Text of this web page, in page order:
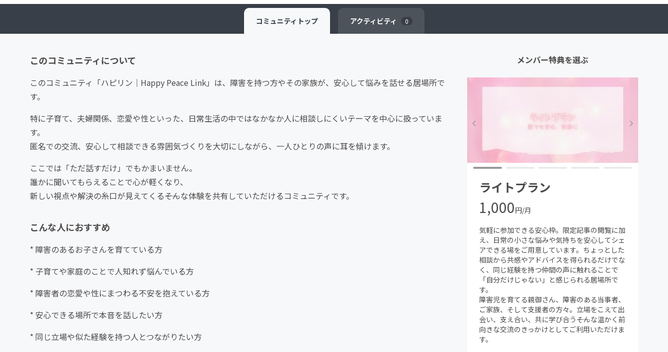
コミュニティ トップ アクティビティ 0
このコミュニティについて
このコミュニティ「ハピリン｜Happy Peace Link」は、障害を持つ方やその家族が、安心して悩みを話せる居場所で
す。
特に子育て、夫婦関係、恋愛や性といった、日常生活の中ではなかなか人に相談しにくいテーマを中心に扱っていま
す。
匿名での交流、安心して相談できる雰囲気づくりを大切にしながら、一人ひとりの声に耳を傾けます。
ここでは「ただ話すだけ」でもかまいません。
誰かに聞いてもらえることで心が軽くなり、
新しい視点や解決の糸口が見えてくる――そんな体験を共有していただけるコミュニティです。
こんな人におすすめ
* 障害のあるお子さんを育てている方
* 子育てや家庭のことで人知れず悩んでいる方
* 障害者の恋愛や性にまつわる不安を抱えている方
* 安心できる場所で本音を話したい方
* 同じ立場や似た経験を持つ人とつながりたい方
メンバー特典を選ぶ
ライトプラン
1,000円/月
気軽に参加できる安心枠。限定記事の閲覧に加
え、日常の小さな悩みや気持ちを安心してシェ
アできる場をご用意しています。ちょっとした
相談から共感やアドバイスを得られるだけでな
く、同じ経験を持つ仲間の声に触れることで
「自分だけじゃない」と感じられる居場所で
す。
障害児を育てる親御さん、障害のある当事者、
ご家族、そして支援者の方々。立場をこえて出
会い、支え合い、共に学び合う――そんな温かく前
向きな交流のきっかけとしてご利用いただけま
す。